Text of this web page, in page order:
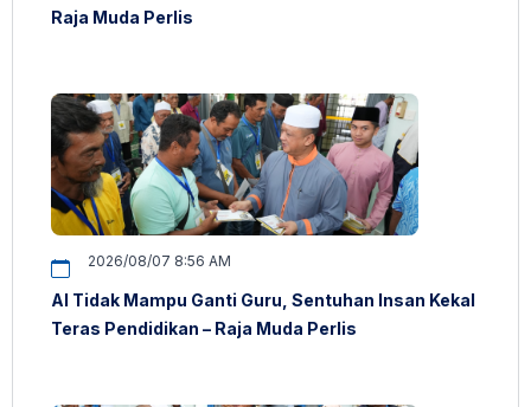
Raja Muda Perlis
2026/08/07 8:56 AM
AI Tidak Mampu Ganti Guru, Sentuhan Insan Kekal
Teras Pendidikan – Raja Muda Perlis